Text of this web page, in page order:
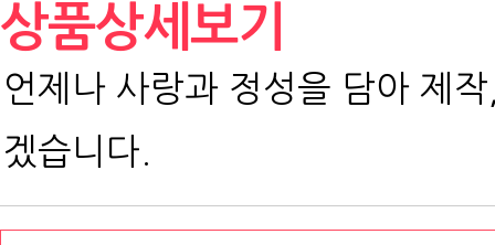
상품상세보기
언제나 사랑과 정성을 담아 제
겠습니다.